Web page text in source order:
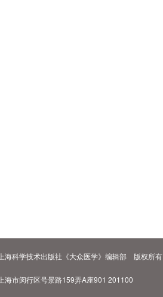
上海科学技术出版社《大众医学》编辑部 版权所有
上海市闵行区号景路159弄A座901 201100